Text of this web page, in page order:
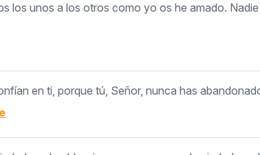
los unos a los otros como yo os he amado.
en ti, porque tú, Señor, nunca has